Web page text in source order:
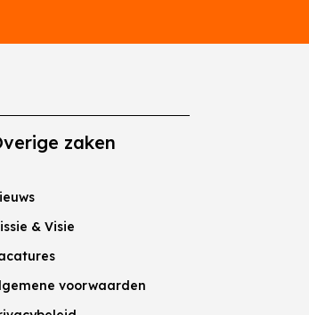
zaken
& Visie
voorwaarden